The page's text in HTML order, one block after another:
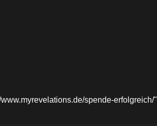
spende-erfolgreich/"